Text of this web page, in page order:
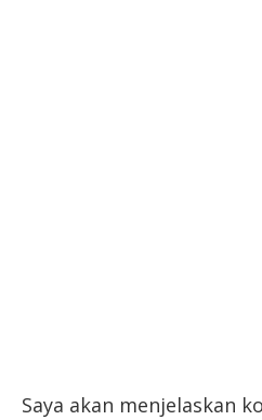
Saya akan menjelaskan